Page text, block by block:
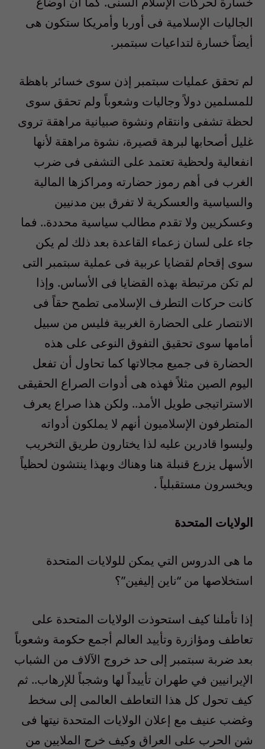
الجاليات الإسلامية فى أوربا وأمريكا ستكون هى
أيضاً خسارة لتداعيات سبتمبر.
لم تحقق عمليات سبتمبر إذن سوى خسائر باهظة
للمسلمين دولاً وجاليات وشعوباً ولم تحقق سوى
لحظة تشفى وانتقام ونشوة صبيانية مراهقة تروى
غليل أصحابها لبرهة قصيرة، نشوة مراهقة لأنها
انفعالية ولحظية تعتمد على التشفى فى ضرب
الغرب فى أهم رموز حضارته ومراكزها المالية
والسياسية والعسكرية لا تفرق بين مدنيين
وعسكريين ولا تقدم مطالب سياسية محددة.. فما
جاء على لسان زعماء القاعدة بعد ذلك لم يكن
سوى إقحام لقضايا عربية فى عملية سبتمبر التى
لم تكن مرتبطة بهذه القضايا فى الأساس. وإذا
كانت حركات التطرف الإسلامى تطمح حقاً فى
الانتصار على الحضارة الغربية فليس من سبيل
أمامها سوى تحقيق التفوق النوعى على هذه
الحضارة فى جميع مجالاتها كما تحاول أن تفعل
اليوم الصين مثلاً فهذه هى أدوات الصراع الحقيقى
الاستراتيجى طويل الأمد.. ولكن هذا صراع يعرف
المتطرفون الإسلاميون أنهم لا يملكون أدواته
وليسوا قادرين عليه لذا يختارون طريق التخريب
الأسهل يزرع قنبلة هنا وهناك وبهذا ينتشون لحظياً
ويخسرون مستقبلياً .
الولايات المتحدة
ما هى الدروس التي يمكن للولايات المتحدة
استخلاصها من “ناين إليفين”؟
إذا تأملنا كيف استحوذت الولايات المتحدة على
تعاطف ومؤازرة وتأييد العالم أجمع حكومة وشعوباً
بعد ضربة سبتمبر إلى حد خروج الآلاف من الشباب
الإيرانيين في طهران تأييداً لها وشجباً للإرهاب.. ثم
كيف تحول كل هذا التعاطف العالمى إلى سخط
وغضب عنيف مع إعلان الولايات المتحدة نيتها فى
شن الحرب على العراق وكيف خرج الملايين من